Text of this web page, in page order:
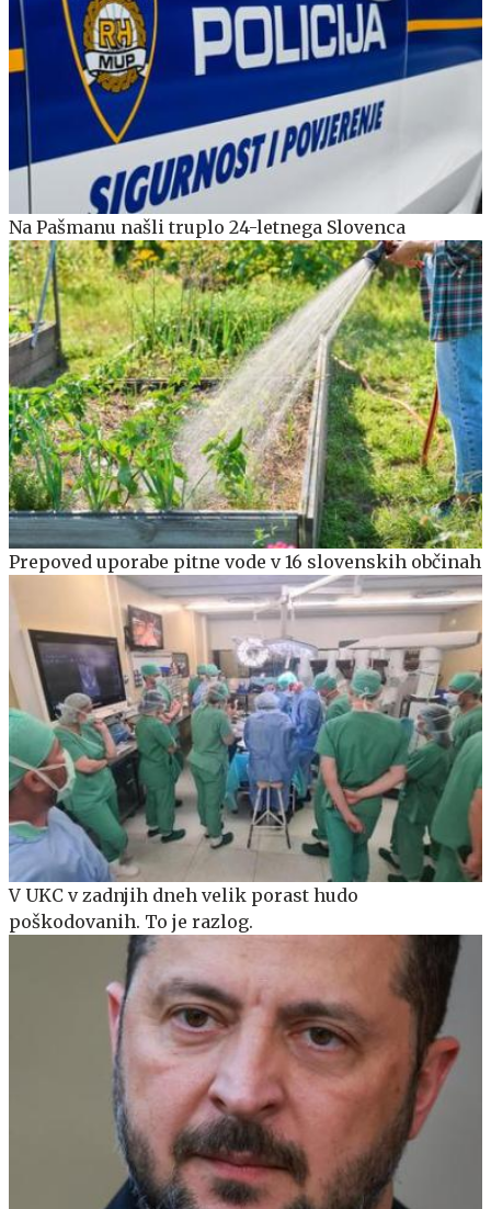
Na Pašmanu našli truplo 24-letnega Slovenca
Prepoved uporabe pitne vode v 16 slovenskih občinah
V UKC v zadnjih dneh velik porast hudo
poškodovanih. To je razlog.